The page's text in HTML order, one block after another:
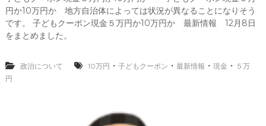
留
学
0
ど
も
ン
円か10万円か 地方自治体によっては状況が異なることになりそう
です。 子どもクーポン現金５万円か10万円か 最新情報 12月8日
をまとめました。
政治について 10万円 ・ 子どもクーポン ・ 最新情報 ・ 現金 ・ ５万
円